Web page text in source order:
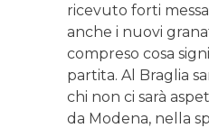
ricevuto forti
anche i nuovi
compreso cosa
partita. Al Braglia
chi non ci sarà
da Modena, nella